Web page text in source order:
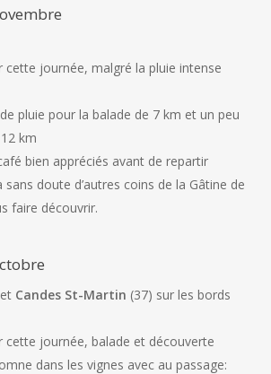
cette journée, malgré la pluie intense
pluie pour la balade de 7 km et un peu
km
bien appréciés avant de repartir
sans doute d’autres coins de la Gâtine de
faire découvrir.
Candes St-Martin (37) sur les bords
cette journée, balade et découverte
dans les vignes avec au passage: